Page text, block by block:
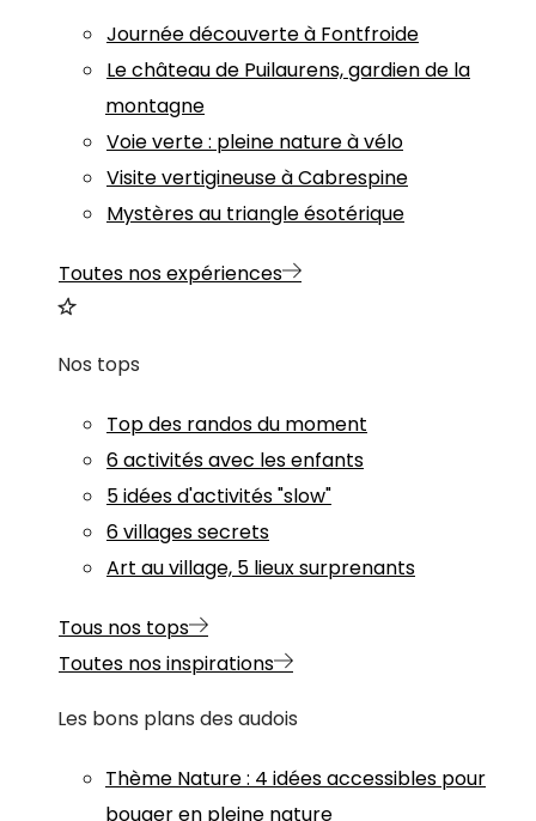
Journée découverte à Fontfroide
Le château de Puilaurens, gardien de la
montagne
Voie verte : pleine nature à vélo
Visite vertigineuse à Cabrespine
Mystères au triangle ésotérique
Toutes nos expériences
Nos tops
Top des randos du moment
6 activités avec les enfants
5 idées d'activités "slow"
6 villages secrets
Art au village, 5 lieux surprenants
Tous nos tops
Toutes nos inspirations
Les bons plans des audois
Thème Nature: 4 idées accessibles pour
bouger en pleine nature